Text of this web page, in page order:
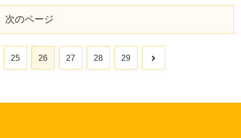
次のページ
25 26 27 28 29 次